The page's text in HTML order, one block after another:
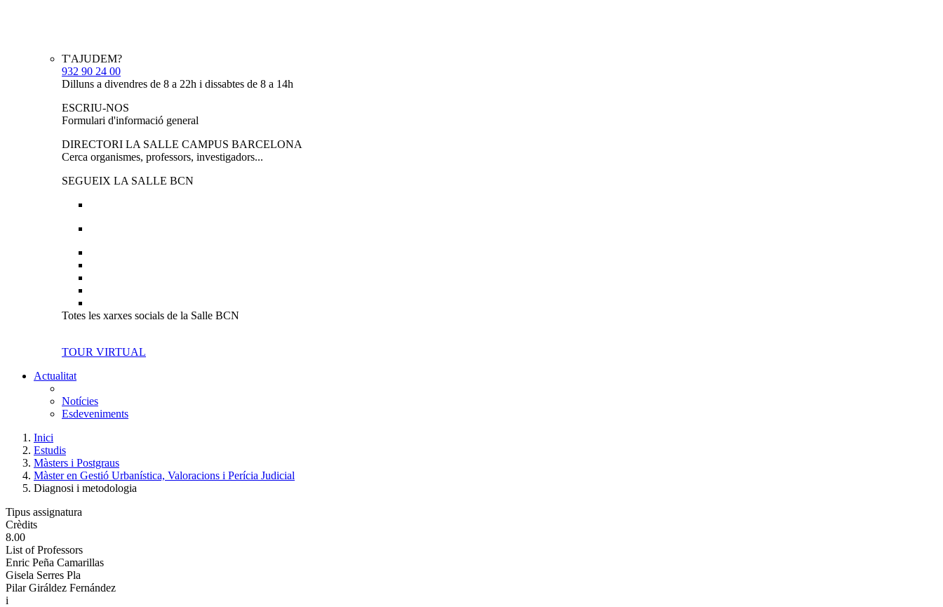
T'AJUDEM?
932 90 24 00
Dilluns a divendres de 8 a 22h i dissabtes de 8 a 14h
ESCRIU-NOS
Formulari d'informació general
DIRECTORI LA SALLE CAMPUS BARCELONA
Cerca organismes, professors, investigadors...
SEGUEIX LA SALLE BCN
Totes les xarxes socials de la Salle BCN
TOUR VIRTUAL
Actualitat
Notícies
Esdeveniments
Inici
Estudis
Màsters i Postgraus
Màster en Gestió Urbanística, Valoracions i Perícia Judicial
Diagnosi i metodologia
Tipus assignatura
Crèdits
8.00
List of Professors
Enric Peña Camarillas
Gisela Serres Pla
Pilar Giráldez Fernández
i